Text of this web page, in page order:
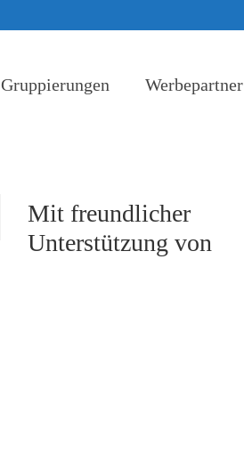
Gruppierungen Werbepartner
Mit freundlicher
Unterstützung von